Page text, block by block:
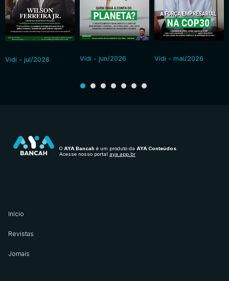
Vidi - jul/2026 Vidi - jun/2026 Vidi - mai/2026
O AYA Bancah é um produto da AYA Conteúdos
Acesse nosso portal aya.app.br
Início
Revistas
Jornais